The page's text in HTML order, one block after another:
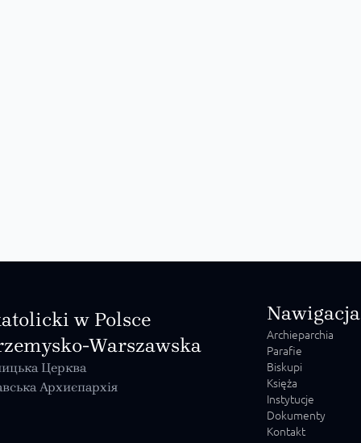
w Polsce
Warszawska
Церква
Архиєпархія
Nawigacja
Archieparchia
Parafie
Biskupi
Księża
Instytucje
Dokumenty
Kontakt